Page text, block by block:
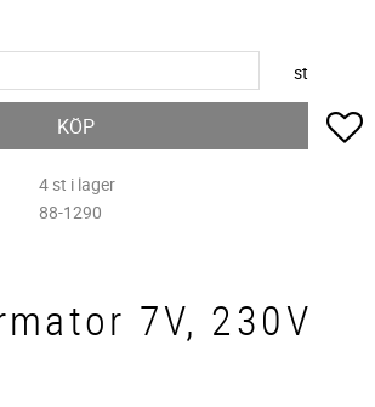
st
KÖP
4 st i lager
88-1290
7V, 230V